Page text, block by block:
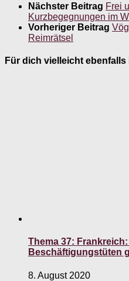
Nächster Beitrag Frei
Kurzbegegnungen im
Vorheriger Beitrag
Reimrätsel
Für dich vielleicht
Thema 37:
Beschäftigungstüten
8. August 2020